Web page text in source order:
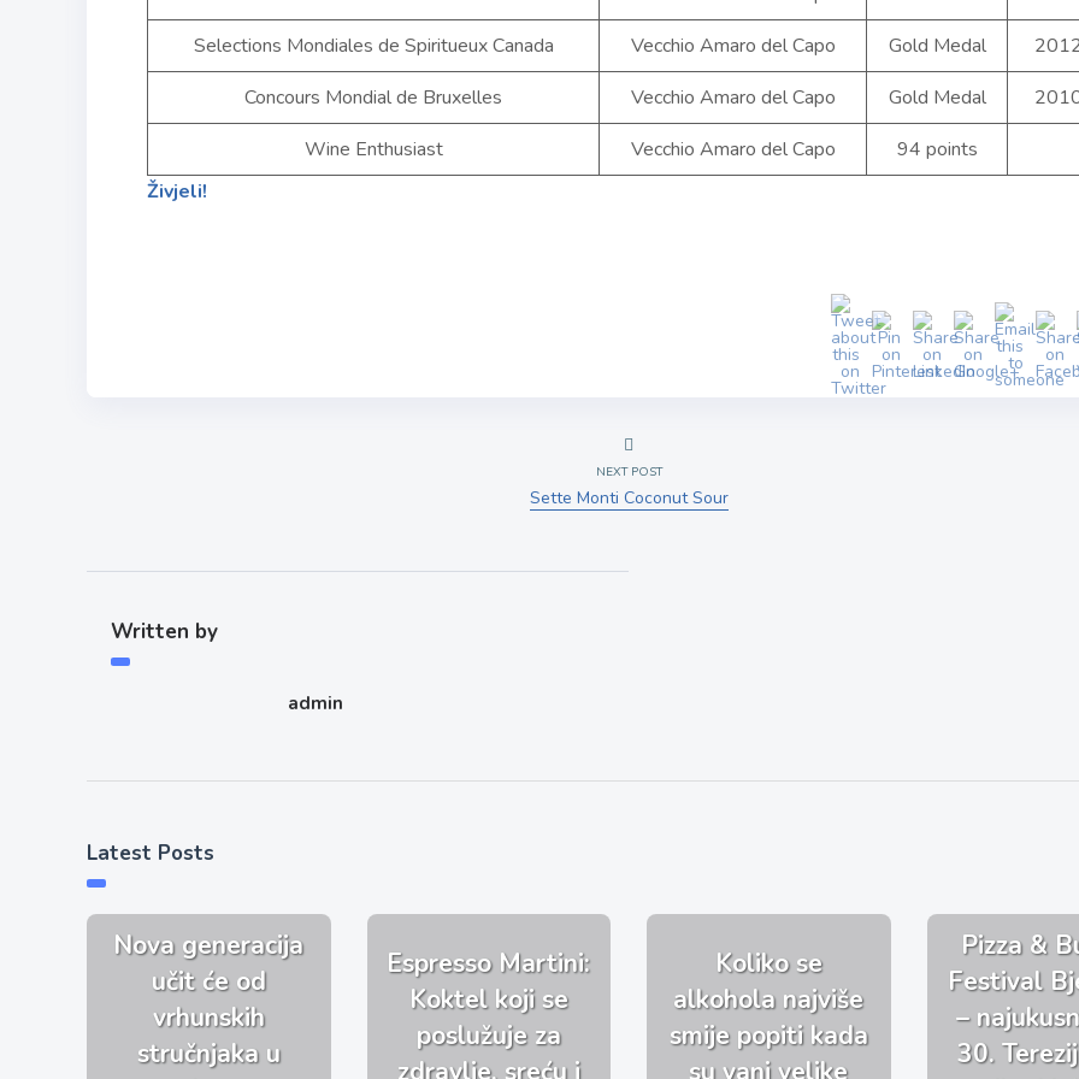
Selections Mondiales de Spiritueux Canada
Vecchio Amaro del Capo Gold Medal
Concours Mondial de Bruxelles
Vecchio Amaro del Capo Gold Medal
Wine Enthusiast
Vecchio Amaro del Capo
94 points
Živjeli!
NEXT POST
Sette Monti Coconut Sour
Written by
admin
Latest Posts
Nova generacija
učit će od
vrhunskih
stručnjaka u
Espresso Martini:
Koktel koji se
poslužuje za
zdravlje, sreću i
Koliko se
alkohola najviše
smije popiti kada
su vani velike
Pizza &
Festival
–
30.